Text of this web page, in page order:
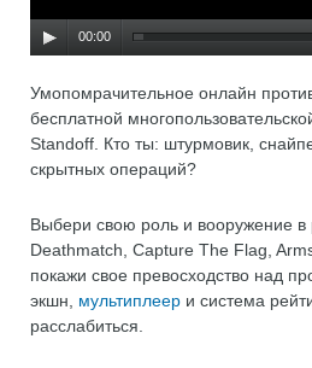
00:00
Умопомрачительное онлайн
бесплатной
Standoff. Кто ты: штурмовик,
скрытных операций?
Выбери свою роль и вооружение в
Deathmatch, Capture The Flag,
покажи свое превосходство над
экшн, мультиплеер и система
расслабиться.